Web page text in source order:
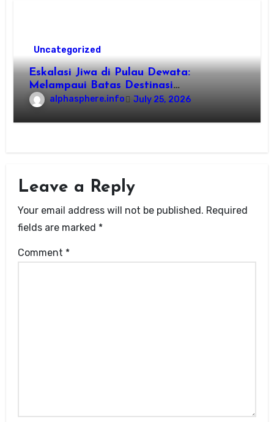
Uncategorized
Eskalasi Jiwa di Pulau Dewata:
Melampaui Batas Destinasi
Konvensional di Tahun 2026
alphasphere.info July 25, 2026
Leave a Reply
Your email address will not be published. Required
fields are marked *
Comment *